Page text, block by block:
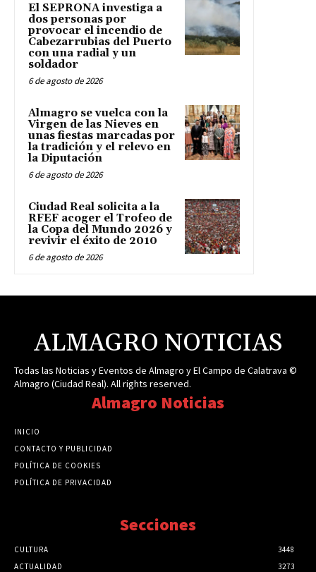
El SEPRONA investiga a
dos personas por
provocar el incendio de
Cabezarrubias del Puerto
con una radial y un
soldador
6 de agosto de 2026
Almagro se vuelca con la
Virgen de las Nieves en
unas fiestas marcadas por
la tradición y el relevo en
la Diputación
6 de agosto de 2026
Ciudad Real solicita a la
RFEF acoger el Trofeo de
la Copa del Mundo 2026 y
revivir el éxito de 2010
6 de agosto de 2026
ALMAGRO NOTICIAS
Todas las Noticias y Eventos de Almagro y El Campo de Calatrava ©
Almagro (Ciudad Real). All rights reserved.
Almagro Noticias
INICIO
CONTACTO Y PUBLICIDAD
POLÍTICA DE COOKIES
POLÍTICA DE PRIVACIDAD
Secciones
CULTURA
3448
ACTUALIDAD
3273